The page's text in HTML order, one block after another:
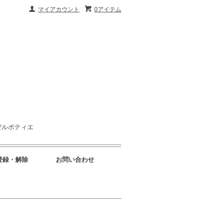
0アイテム
マイアカウント
ポティエ
録・解除 お問い合わせ